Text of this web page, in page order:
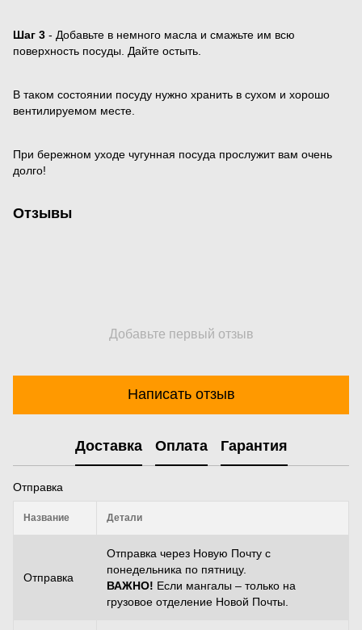
Шаг 3 - Добавьте в немного масла и смажьте им всю
поверхность посуды. Дайте остыть.
В таком состоянии посуду нужно хранить в сухом и хорошо
вентилируемом месте.
При бережном уходе чугунная посуда прослужит вам очень
долго!
Отзывы
Добавьте первый отзыв
Написать отзыв
Доставка Оплата Гарантия
Отправка
Название Детали
Отправка
Отправка через Новую Почту с
понедельника по пятницу.
ВАЖНО! Если мангалы – только на
грузовое отделение Новой Почты.